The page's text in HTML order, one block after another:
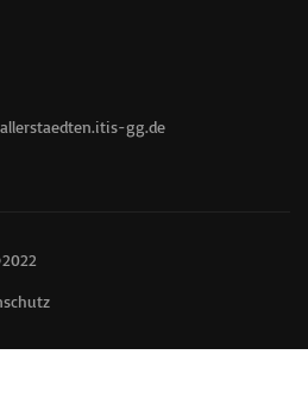
gg.de